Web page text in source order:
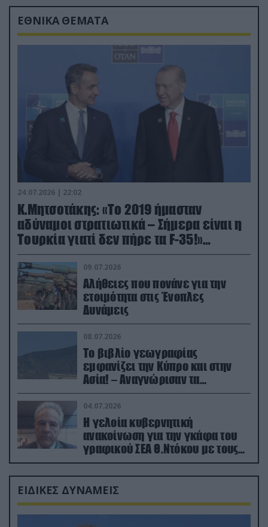
ΕΘΝΙΚΑ ΘΕΜΑΤΑ
24.07.2026 | 22:02
Κ.Μητσοτάκης: «Το 2019 ήμασταν
αδύναμοι στρατιωτικά – Σήμερα είναι η
Τουρκία γιατί δεν πήρε τα F-35!»
(βίντεο)
09.07.2026
Αλήθειες που πονάνε για την
ετοιμότητα στις Ένοπλες
Δυνάμεις
08.07.2026
Το βιβλίο γεωγραφίας
εμφανίζει την Κύπρο και στην
Ασία! – Αναγνώρισαν τα
κατεχόμενα; (φωτο)
04.07.2026
Η γελοία κυβερνητική
ανακοίνωση για την γκάφα του
γραφικού ΣΕΑ Θ.Ντόκου με τους
Ρώσους φαρσέρ
ΕΙΔΙΚΕΣ ΔΥΝΑΜΕΙΣ